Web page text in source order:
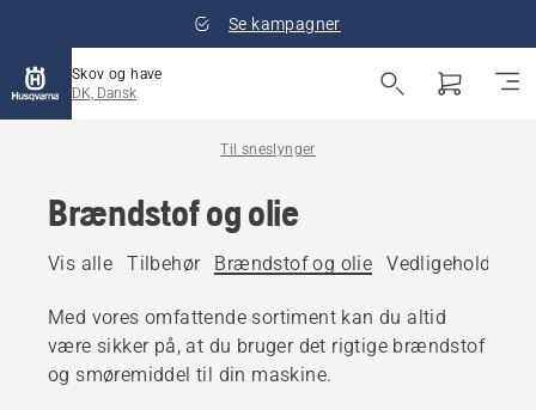
Se kampagner
Skov og have
DK, Dansk
Til sneslynger
Brændstof og olie
Vis alle Tilbehør Brændstof og olie Vedligeholdelse
Med vores omfattende sortiment kan du altid
være sikker på, at du bruger det rigtige brændstof
og smøremiddel til din maskine.